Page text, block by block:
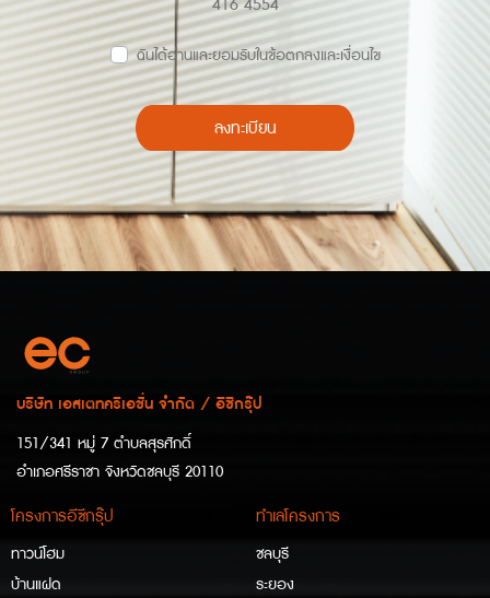
ฉันได้อ่านและยอมรับในข้อตกลงและเงื่อนไข
ลงทะเบียน
บริษัท เอสเตทครีเอชั่น จำกัด / อีซีกรุ๊ป
151/341 หมู่ 7 ตำบลสุรศักดิ์
อำเภอศรีราชา จังหวัดชลบุรี 20110
โครงการอีซีกรุ๊ป
ทาวน์โฮม
บ้านแฝด
ทำเลโครงการ
ชลบุรี
ระยอง